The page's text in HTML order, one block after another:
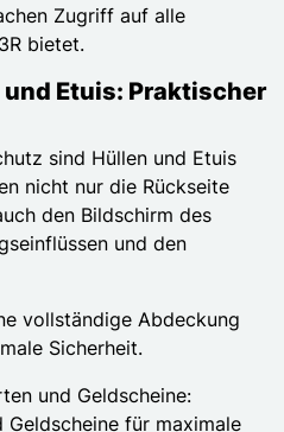
Zugriff auf alle
bietet.
und Etuis: Praktischer
sind Hüllen und Etuis
nicht nur die Rückseite
den Bildschirm des
und den
vollständige Abdeckung
Sicherheit.
und Geldscheine:
Geldscheine für maximale